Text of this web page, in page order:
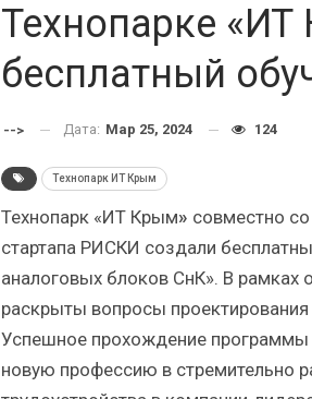
Технопарке «ИТ
бесплатный
--> Дата: Мар 25, 2024 124
Технопарк ИТ Крым
Технопарк «ИТ Крым» совместно
стартапа РИСКИ создали
аналоговых блоков СнК». В рамках
раскрыты вопросы
Успешное прохождение программы
новую профессию в стремительно
ИБП
Подкосят ли глобальные угрозы
российский рынок ИБП?